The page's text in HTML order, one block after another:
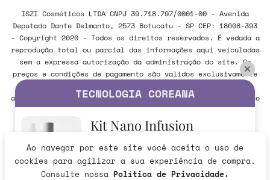
TECNOLOGIA COREANA
Kit Nano Infusion
R$279,90
265,91 no Pix
Ao navegar por este site você aceita o uso de
cookies para agilizar a sua experiência de compra.
Consulte nossa Política de Privacidade.
ISZI Cosméticos LTDA CNPJ 39.718.797/0001-00 - Avenida
Deputado Dante Delmanto, 2573 Botucatu - SP CEP: 18608-393
- Copyright 2020 - Todos os direitos reservados. É vedada a
reprodução total ou parcial das informações aqui veiculadas
sem a expressa autorização da administração do site. Os
preços e condições de pagamento são válidos exclusivamente
alteração sem aviso prévio. Em caso de divergência, o preço
válido é sempre o do carrinho de compras.
Verificada por